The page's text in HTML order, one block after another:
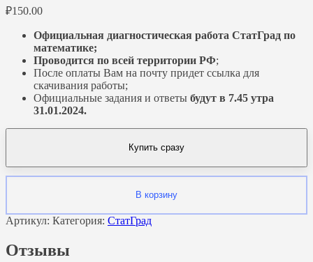
₽150.00
Официальная диагностическая работа СтатГрад по
математике;
Проводится по всей территории РФ;
После оплаты Вам на почту придет ссылка для
скачивания работы;
Официальные задания и ответы будут в 7.45 утра
31.01.2024.
Купить сразу
В корзину
Артикул: Категория: СтатГрад
Отзывы